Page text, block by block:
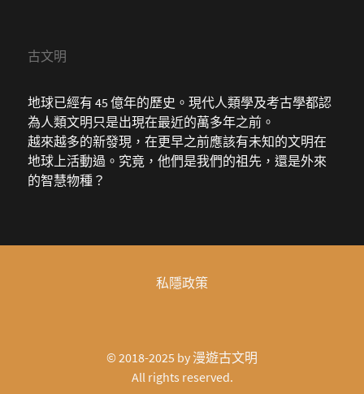
古文明
地球已經有 45 億年的歷史。現代人類學及考古學都認
為人類文明只是出現在最近的萬多年之前。
越來越多的新發現，在更早之前應該有未知的文明在
地球上活動過。究竟，他們是我們的祖先，還是外來
的智慧物種？
私隱政策
© 2018-2025 by 漫遊古文明
All rights reserved.